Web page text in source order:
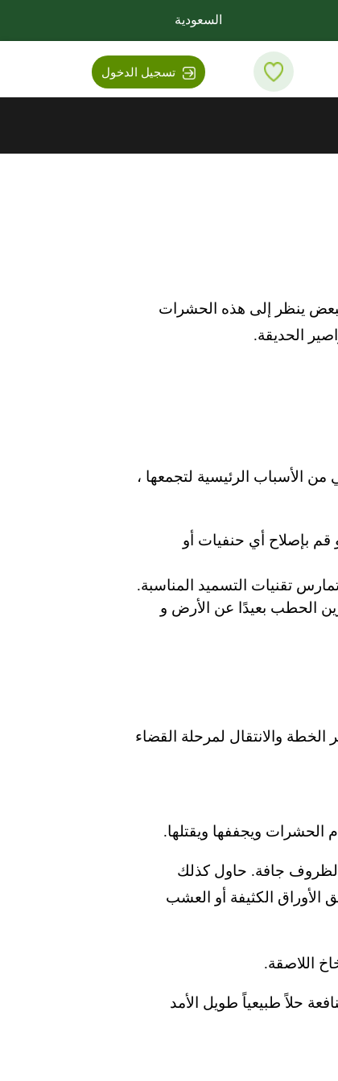
السعودية
تسجيل الدخول
ينظر إلى هذه الحشرات
الحديقة.
الأسباب الرئيسية لتجمعها ،
قم بإصلاح أي حنفيات أو
تقنيات التسميد المناسبة.
الحطب بعيدًا عن الأرض و
والانتقال لمرحلة القضاء
ويجففها ويقتلها.
الظروف جافة. حاول كذلك
الكثيفة أو العشب
اللاصقة.
حلاً طبيعياً طويل الأمد